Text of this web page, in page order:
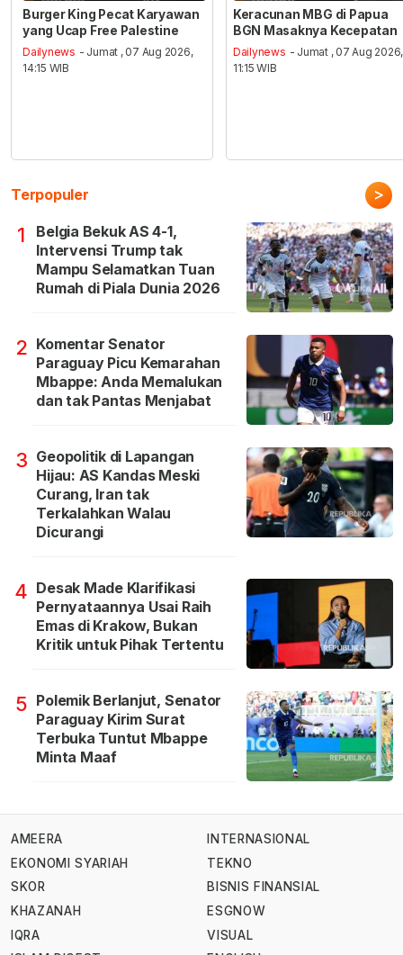
Burger King Pecat Karyawan
yang Ucap Free Palestine
Dailynews - Jumat , 07 Aug 2026,
14:15 WIB
Keracunan MBG di Papua
BGN Masaknya Kecepatan
Dailynews - Jumat , 07 Aug 2026,
11:15 WIB
Terpopuler >
1
Belgia Bekuk AS 4-1,
Intervensi Trump tak
Mampu Selamatkan Tuan
Rumah di Piala Dunia 2026
2 Komentar Senator
Paraguay Picu Kemarahan
Mbappe: Anda Memalukan
dan tak Pantas Menjabat
3 Geopolitik di Lapangan
Hijau: AS Kandas Meski
Curang, Iran tak
Terkalahkan Walau
Dicurangi
4 Desak Made Klarifikasi
Pernyataannya Usai Raih
Emas di Krakow, Bukan
Kritik untuk Pihak Tertentu
5 Polemik Berlanjut, Senator
Paraguay Kirim Surat
Terbuka Tuntut Mbappe
Minta Maaf
AMEERA
EKONOMI SYARIAH
SKOR
KHAZANAH
IQRA
INTERNASIONAL
TEKNO
BISNIS FINANSIAL
ESGNOW
VISUAL